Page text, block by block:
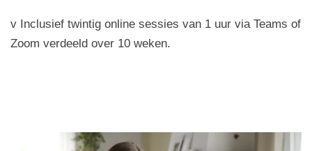
v Inclusief twintig online sessies van 1 uur via Teams of
Zoom verdeeld over 10 weken.